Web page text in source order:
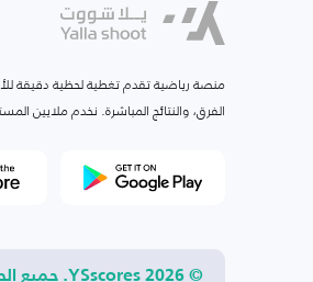
منصة رياضية تقدم تغطية لحظية دقيقة
الفرق، والنتائج المباشرة. نخدم ملايين
© 2026 YSscores. جميع الحقوق محفوظة.